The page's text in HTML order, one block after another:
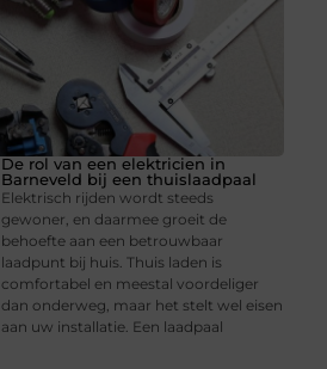
De rol van een elektricien in
Barneveld bij een thuislaadpaal
Elektrisch rijden wordt steeds
gewoner, en daarmee groeit de
behoefte aan een betrouwbaar
laadpunt bij huis. Thuis laden is
comfortabel en meestal voordeliger
dan onderweg, maar het stelt wel eisen
aan uw installatie. Een laadpaal